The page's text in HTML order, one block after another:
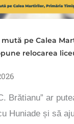
mută pe Calea
relocarea
Brătianu” ar
Huniade și să